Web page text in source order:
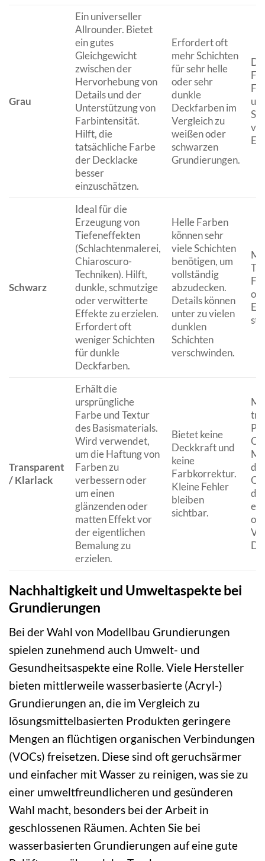
Grau
Ein universeller
Allrounder. Bietet
ein gutes
Gleichgewicht
zwischen der
Hervorhebung von
Details und der
Unterstützung von
Farbintensität.
Hilft, die
tatsächliche Farbe
der Decklacke
besser
einzuschätzen.
Erfordert oft
mehr Schichten
für sehr helle
oder sehr
dunkle
Deckfarben im
Vergleich zu
weißen oder
schwarzen
Grundierungen.
Schwarz
Ideal für die
Erzeugung von
Tiefeneffekten
(Schlachtenmalerei,
Chiaroscuro-
Techniken). Hilft,
dunkle, schmutzige
oder verwitterte
Effekte zu erzielen.
Erfordert oft
weniger Schichten
für dunkle
Deckfarben.
Helle Farben
können sehr
viele Schichten
benötigen, um
vollständig
abzudecken.
Details können
unter zu vielen
dunklen
Schichten
verschwinden.
Transparent
/ Klarlack
Erhält die
ursprüngliche
Farbe und Textur
des Basismaterials.
Wird verwendet,
um die Haftung von
Farben zu
verbessern oder
um einen
glänzenden oder
matten Effekt vor
der eigentlichen
Bemalung zu
erzielen.
Bietet keine
Deckkraft und
keine
Farbkorrektur.
Kleine Fehler
bleiben
sichtbar.
die
Nachhaltigkeit und Umweltaspekte bei
Grundierungen
Bei der Wahl von Modellbau Grundierungen
spielen zunehmend auch Umwelt- und
Gesundheitsaspekte eine Rolle. Viele Hersteller
bieten mittlerweile wasserbasierte (Acryl-)
Grundierungen an, die im Vergleich zu
lösungsmittelbasierten Produkten geringere
Mengen an flüchtigen organischen Verbindungen
(VOCs) freisetzen. Diese sind oft geruchsärmer
und einfacher mit Wasser zu reinigen, was sie zu
einer umweltfreundlicheren und gesünderen
Wahl macht, besonders bei der Arbeit in
geschlossenen Räumen. Achten Sie bei
wasserbasierten Grundierungen auf eine gute